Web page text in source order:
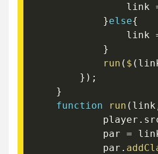
				link
}else{
				link
}
run ( $ (
} ) ;
}
function
run ( link
			player
.
			par
=
			par
.